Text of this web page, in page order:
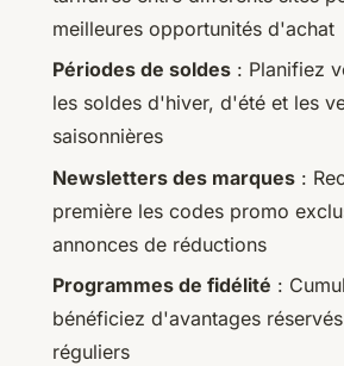
meilleures opportunités d'achat
Périodes de soldes : Planifiez
les soldes d'hiver, d'été et les
saisonnières
Newsletters des marques :
première les codes promo
annonces de réductions
Programmes de fidélité :
bénéficiez d'avantages
réguliers